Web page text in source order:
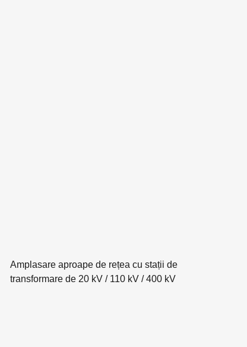
Amplasare aproape de rețea cu stații de
transformare de 20 kV / 110 kV / 400 kV